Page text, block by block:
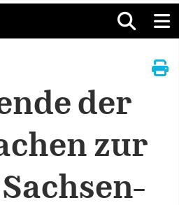
der
zur